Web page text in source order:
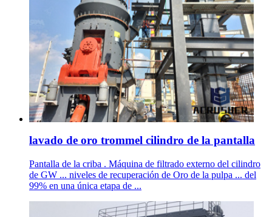
lavado de oro trommel cilindro de la pantalla
Pantalla de la criba . Máquina de filtrado externo del cilindro
de GW ... niveles de recuperación de Oro de la pulpa ... del
99% en una única etapa de ...